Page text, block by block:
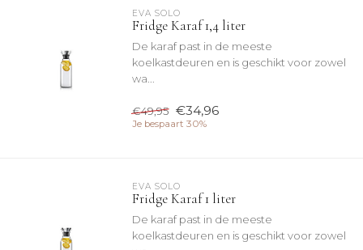
EVA SOLO
Fridge Karaf 1,4 liter
De karaf past in de meeste
koelkastdeuren en is geschikt voor zowel
wa...
€49,95 €34,96
Je bespaart 30%
EVA SOLO
Fridge Karaf 1 liter
De karaf past in de meeste
koelkastdeuren en is geschikt voor zowel